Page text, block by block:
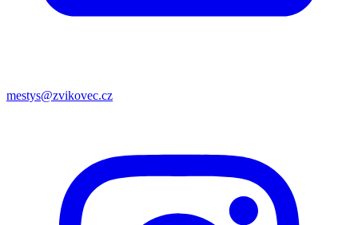
mestys@zvikovec.cz